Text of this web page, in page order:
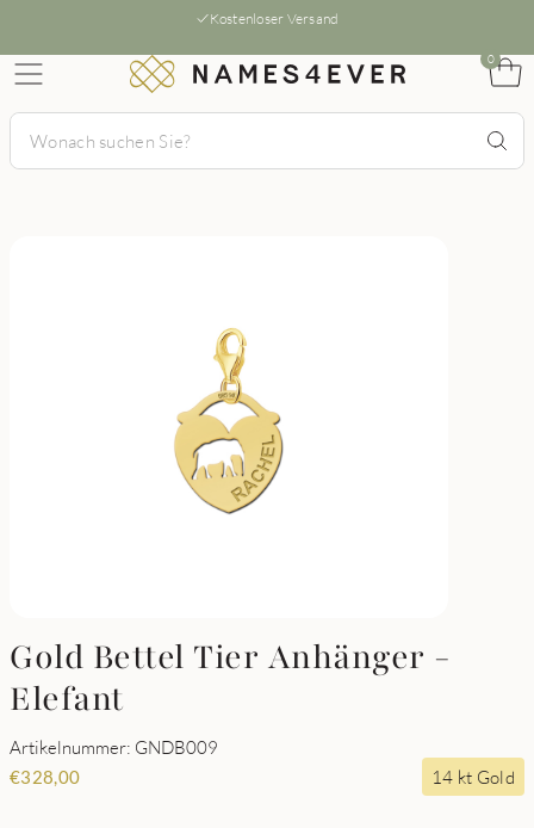
Kostenloser Versand
0
Gold Bettel Tier Anhänger -
Elefant
Artikelnummer: GNDB009
€328,00 14 kt Gold